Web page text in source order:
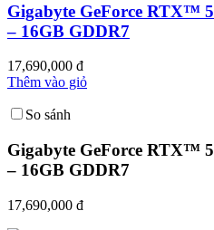
Gigabyte GeForce RTX™
– 16GB GDDR7
17,690,000 đ
Thêm vào giỏ
So sánh
Gigabyte GeForce RTX™
– 16GB GDDR7
17,690,000 đ